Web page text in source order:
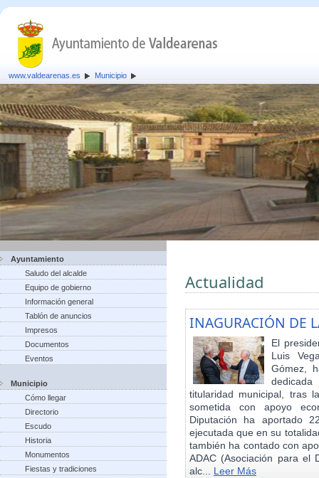
www.valdearenas.es Municipio
Ayuntamiento
Saludo del alcalde
Equipo de gobierno
Información general
Tablón de anuncios
Impresos
Documentos
Eventos
Municipio
Cómo llegar
Directorio
Escudo
Historia
Monumentos
Fiestas y tradiciones
Actualidad
INAGURACIÓN DE
El
Luis
Gómez,
titularidad municipal, tras
sometida con apoyo
Diputación ha aportado
ejecutada que en su
también ha contado con
ADAC (Asociación para el
alc... Leer Más